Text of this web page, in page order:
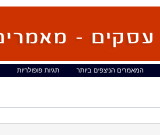
המאמרים הניצפים ביותר תגיות פופולריות